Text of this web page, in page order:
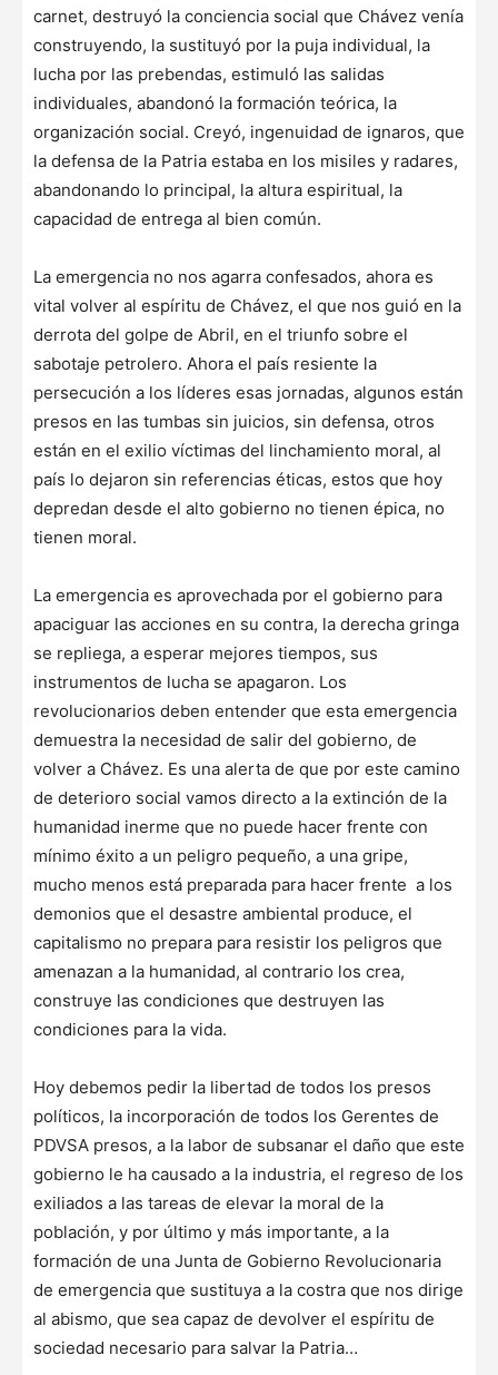
carnet, destruyó la conciencia social que Chávez venía
construyendo, la sustituyó por la puja individual, la
lucha por las prebendas, estimuló las salidas
individuales, abandonó la formación teórica, la
organización social. Creyó, ingenuidad de ignaros, que
la defensa de la Patria estaba en los misiles y radares,
abandonando lo principal, la altura espiritual, la
capacidad de entrega al bien común.
La emergencia no nos agarra confesados, ahora es
vital volver al espíritu de Chávez, el que nos guió en la
derrota del golpe de Abril, en el triunfo sobre el
sabotaje petrolero. Ahora el país resiente la
persecución a los líderes esas jornadas, algunos están
presos en las tumbas sin juicios, sin defensa, otros
están en el exilio víctimas del linchamiento moral, al
país lo dejaron sin referencias éticas, estos que hoy
depredan desde el alto gobierno no tienen épica, no
tienen moral.
La emergencia es aprovechada por el gobierno para
apaciguar las acciones en su contra, la derecha gringa
se repliega, a esperar mejores tiempos, sus
instrumentos de lucha se apagaron. Los
revolucionarios deben entender que esta emergencia
demuestra la necesidad de salir del gobierno, de
volver a Chávez. Es una alerta de que por este camino
de deterioro social vamos directo a la extinción de la
humanidad inerme que no puede hacer frente con
mínimo éxito a un peligro pequeño, a una gripe,
mucho menos está preparada para hacer frente a los
demonios que el desastre ambiental produce, el
capitalismo no prepara para resistir los peligros que
amenazan a la humanidad, al contrario los crea,
construye las condiciones que destruyen las
condiciones para la vida.
Hoy debemos pedir la libertad de todos los presos
políticos, la incorporación de todos los Gerentes de
PDVSA presos, a la labor de subsanar el daño que este
gobierno le ha causado a la industria, el regreso de los
exiliados a las tareas de elevar la moral de la
población, y por último y más importante, a la
formación de una Junta de Gobierno Revolucionaria
de emergencia que sustituya a la costra que nos dirige
al abismo, que sea capaz de devolver el espíritu de
sociedad necesario para salvar la Patria…